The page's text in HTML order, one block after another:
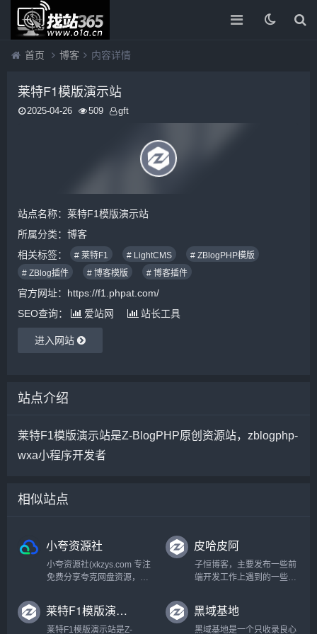
首页 博客 内容详情
莱特F1模版演示站
2025-04-26 509 gft
站点名称：莱特F1模版演示站
所属分类： 博客
相关标签：
# 莱特F1 # LightCMS
# ZBlogPHP模版
# ZBlog插件
# 博客模版 # 博客插件
官方网址：https://f1.phpat.com/
SEO查询：
爱站网 站长工具
进入网站
站点介绍
莱特F1模版演示站是Z-BlogPHP原创资源站，zblogphp-
wxa小程序开发者
相似站点
小夸资源社
小夸资源社(xkzys.com 专注
免费分享夸克网盘资源，优
影、4K电视剧、书籍资料、
学习教程、音乐音频应有尽
有，更多内容等待你来发掘
皮哈皮阿
子恒博客，主要发布一些前
端开发工作上遇到的一些问
板,如beginning-pro等。...
莱特F1模版演示站
莱特F1模版演示站是Z-
黑域基地
黑域基地是一个只收录良心